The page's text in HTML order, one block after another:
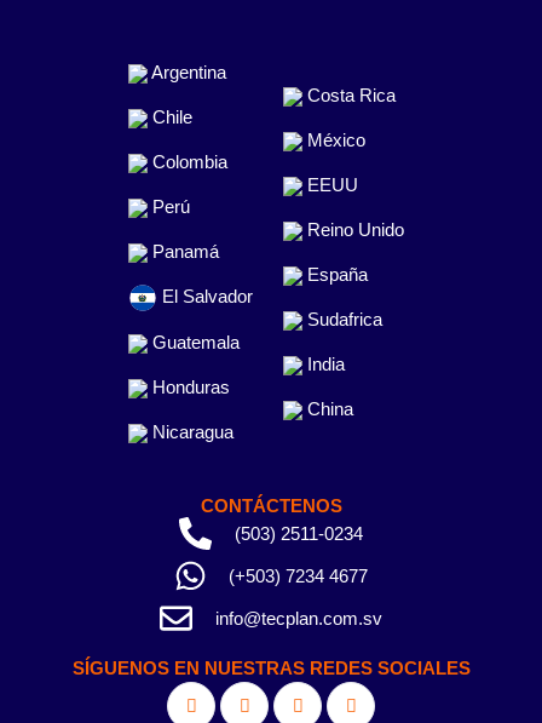
Argentina
Chile
Colombia
Perú
Panamá
El Salvador
Guatemala
Honduras
Nicaragua
Costa Rica
México
EEUU
Reino Unido
España
Sudafrica
India
China
CONTÁCTENOS
(503) 2511-0234
(+503) 7234 4677
info@tecplan.com.sv
SÍGUENOS EN NUESTRAS REDES SOCIALES